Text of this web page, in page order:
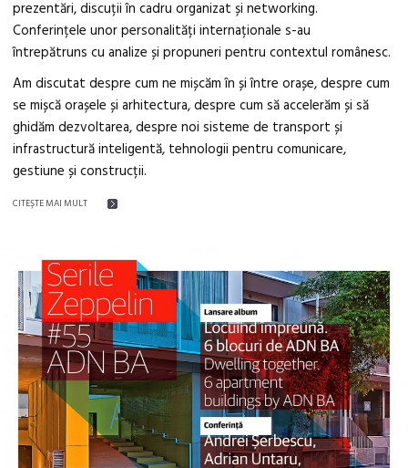
prezentări, discuții în cadru organizat și networking.
Conferințele unor personalități internaționale s-au
întrepătruns cu analize și propuneri pentru contextul românesc.
Am discutat despre cum ne mișcăm în și între orașe, despre cum
se mișcă orașele și arhitectura, despre cum să accelerăm și să
ghidăm dezvoltarea, despre noi sisteme de transport și
infrastructură inteligentă, tehnologii pentru comunicare,
gestiune și construcții.
CITEŞTE MAI MULT